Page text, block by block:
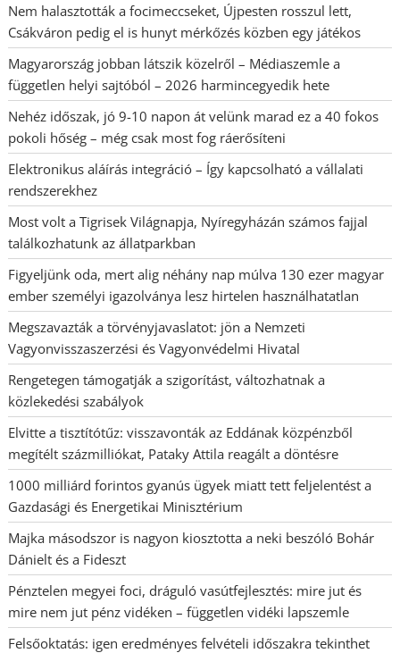
Nem halasztották a focimeccseket, Újpesten rosszul lett,
Csákváron pedig el is hunyt mérkőzés közben egy játékos
Magyarország jobban látszik közelről – Médiaszemle a
független helyi sajtóból – 2026 harmincegyedik hete
Nehéz időszak, jó 9-10 napon át velünk marad ez a 40 fokos
pokoli hőség – még csak most fog ráerősíteni
Elektronikus aláírás integráció – Így kapcsolható a vállalati
rendszerekhez
Most volt a Tigrisek Világnapja, Nyíregyházán számos fajjal
találkozhatunk az állatparkban
Figyeljünk oda, mert alig néhány nap múlva 130 ezer magyar
ember személyi igazolványa lesz hirtelen használhatatlan
Megszavazták a törvényjavaslatot: jön a Nemzeti
Vagyonvisszaszerzési és Vagyonvédelmi Hivatal
Rengetegen támogatják a szigorítást, változhatnak a
közlekedési szabályok
Elvitte a tisztítótűz: visszavonták az Eddának közpénzből
megítélt százmilliókat, Pataky Attila reagált a döntésre
1000 milliárd forintos gyanús ügyek miatt tett feljelentést a
Gazdasági és Energetikai Minisztérium
Majka másodszor is nagyon kiosztotta a neki beszóló Bohár
Dánielt és a Fideszt
Pénztelen megyei foci, dráguló vasútfejlesztés: mire jut és
mire nem jut pénz vidéken – független vidéki lapszemle
Felsőoktatás: igen eredményes felvételi időszakra tekinthet